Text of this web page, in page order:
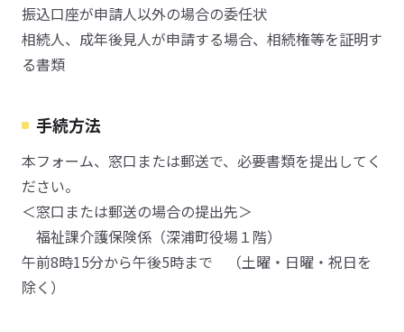
振込口座が申請人以外の場合の委任状
相続人、成年後見人が申請する場合、相続権等を証明す
る書類
手続方法
本フォーム、窓口または郵送で、必要書類を提出してく
ださい。
＜窓口または郵送の場合の提出先＞
福祉課介護保険係（深浦町役場１階）
午前8時15分から午後5時まで （土曜・日曜・祝日を
除く）